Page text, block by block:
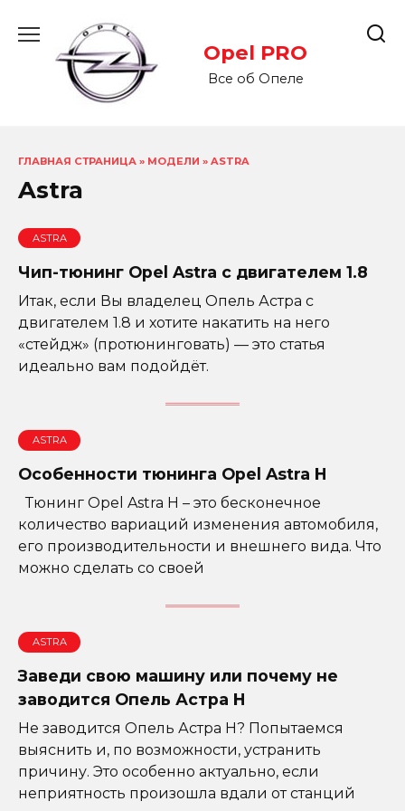
содержанию
Opel PRO
Все об Опеле
ГЛАВНАЯ СТРАНИЦА » МОДЕЛИ » ASTRA
Astra
ASTRA
Чип-тюнинг Opel Astra с двигателем 1.8
Итак, если Вы владелец Опель Астра с
двигателем 1.8 и хотите накатить на него
«стейдж» (протюнинговать) — это статья
идеально вам подойдёт.
ASTRA
Особенности тюнинга Opel Astra H
Тюнинг Opel Astra H – это бесконечное
количество вариаций изменения автомобиля,
его производительности и внешнего вида. Что
можно сделать со своей
ASTRA
Заведи свою машину или почему не
заводится Опель Астра H
Не заводится Опель Астра Н? Попытаемся
выяснить и, по возможности, устранить
причину. Это особенно актуально, если
неприятность произошла вдали от станций